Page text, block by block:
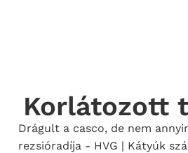
Korlátozott
Drágult a casco, de nem
rezsióradíja - HVG | Kátyúk